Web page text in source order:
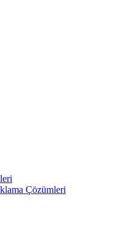
Çözümleri